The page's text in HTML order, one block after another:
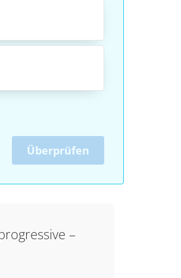
Überprüfen
–